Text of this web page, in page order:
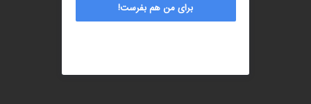
برای من هم بفرست!